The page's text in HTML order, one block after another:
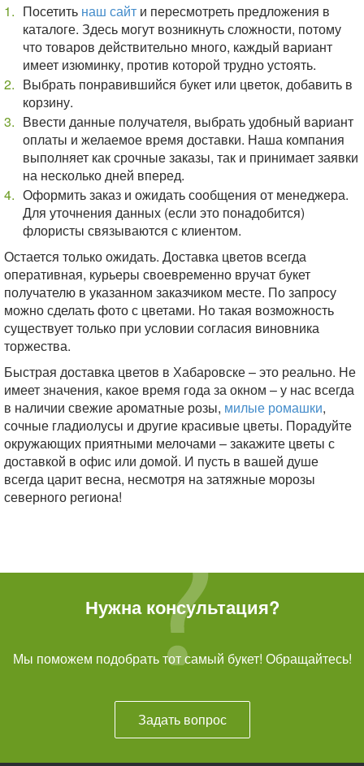
Посетить наш сайти пересмотреть предложения в
каталоге. Здесь могут возникнуть сложности, потому
что товаров действительно много, каждый вариант
имеет изюминку, против которой трудно устоять.
Выбрать понравившийся букет или цветок, добавить в
корзину.
Ввести данные получателя, выбрать удобный вариант
оплаты и желаемое время доставки. Наша компания
выполняет как срочные заказы, так и принимает заявки
на несколько дней вперед.
Оформить заказ и ожидать сообщения от менеджера.
Для уточнения данных (если это понадобится)
флористы связываются с клиентом.
Остается только ожидать. Доставка цветов всегда
оперативная, курьеры своевременно вручат букет
получателю в указанном заказчиком месте. По запросу
можно сделать фото с цветами. Но такая возможность
существует только при условии согласия виновника
торжества.
Быстрая доставка цветов в Хабаровске – это реально. Не
имеет значения, какое время года за окном – у нас всегда
в наличии свежие ароматные розы, милые ромашки,
сочные гладиолусы и другие красивые цветы. Порадуйте
окружающих приятными мелочами – закажите цветы с
доставкой в офис или домой. И пусть в вашей душе
всегда царит весна, несмотря на затяжные морозы
северного региона!
Нужна консультация?
Мы поможем подобрать тот самый букет! Обращайтесь!
Задать вопрос